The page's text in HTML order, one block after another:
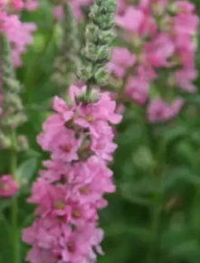
Nářadí, příslušenství
Postřiky, přípravky